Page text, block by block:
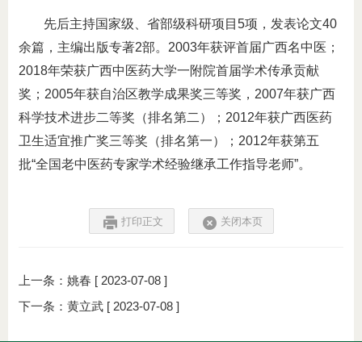
先后主持国家级、省部级科研项目5项，发表论文40
余篇，主编出版专著2部。2003年获评首届广西名中医；
2018年荣获广西中医药大学一附院首届学术传承贡献
奖；2005年获自治区教学成果奖三等奖，2007年获广西
科学技术进步二等奖（排名第二）；2012年获广西医药
卫生适宜推广奖三等奖（排名第一）；2012年获第五
批“全国老中医药专家学术经验继承工作指导老师”。
打印正文 关闭本页
上一条： 姚春 [ 2023-07-08 ]
下一条： 黄立武 [ 2023-07-08 ]